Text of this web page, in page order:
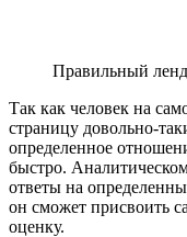
Правильный
Так как человек на
страницу довольно-
определенное
быстро.
ответы на
он сможет присвоить
оценку.